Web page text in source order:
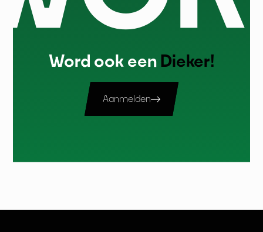
Word ook een Dieker!
Aanmelden